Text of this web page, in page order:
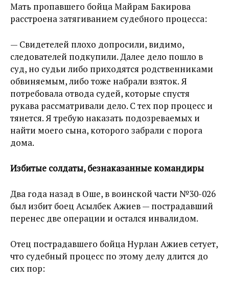
Мать пропавшего бойца Майрам Бакирова
расстроена затягиванием судебного процесса:
— Свидетелей плохо допросили, видимо,
следователей подкупили. Далее дело пошло в
суд, но судьи либо приходятся родственниками
обвиняемым, либо тоже набрали взяток. Я
потребовала отвода судей, которые спустя
рукава рассматривали дело. С тех пор процесс и
тянется. Я требую наказать подозреваемых и
найти моего сына, которого забрали с порога
дома.
Избитые солдаты, безнаказанные командиры
Два года назад в Оше, в воинской части №30-026
был избит боец Асылбек Ажиев — пострадавший
перенес две операции и остался инвалидом.
Отец пострадавшего бойца Нурлан Ажиев сетует,
что судебный процесс по этому делу длится до
сих пор: